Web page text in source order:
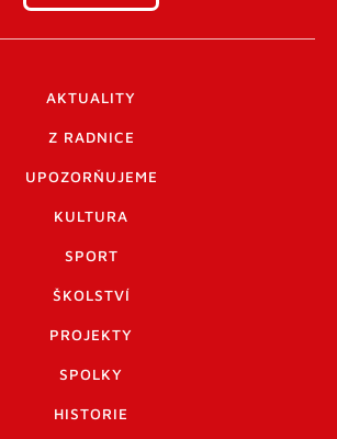
AKTUALITY
Z RADNICE
UPOZORŇUJEME
KULTURA
SPORT
ŠKOLSTVÍ
PROJEKTY
SPOLKY
HISTORIE